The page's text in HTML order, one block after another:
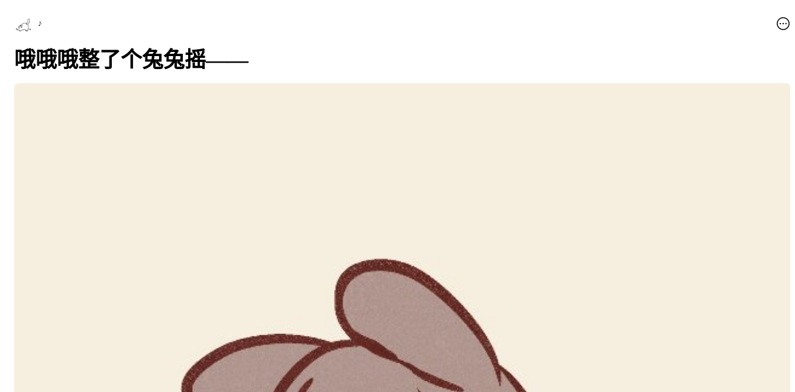
♪
哦哦哦整了个兔兔摇——